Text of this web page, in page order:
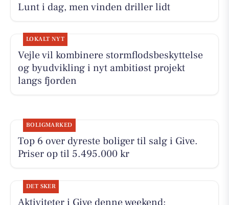
Lunt i dag, men vinden driller lidt
LOKALT NYT
Vejle vil kombinere stormflodsbeskyttelse
og byudvikling i nyt ambitiøst projekt
langs fjorden
BOLIGMARKED
Top 6 over dyreste boliger til salg i Give.
Priser op til 5.495.000 kr
DET SKER
Aktiviteter i Give denne weekend: